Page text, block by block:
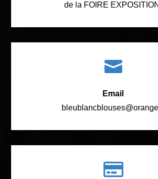
de la FOIRE

Email
